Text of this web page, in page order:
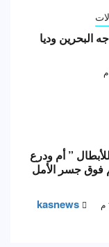
البحرين وديا
” أم ودرع
فوق جسر الأمل
kasnews